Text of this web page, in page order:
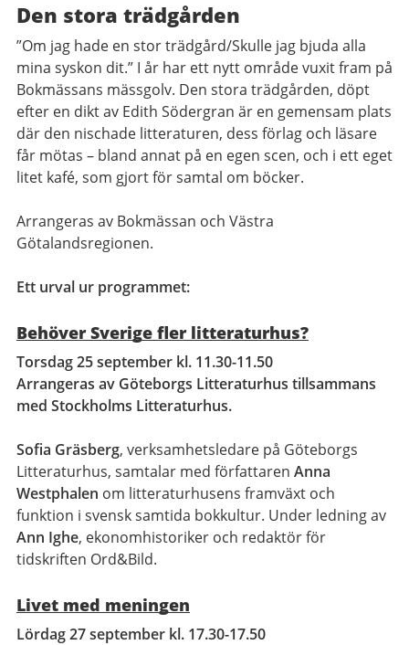
Den stora trädgården
”Om jag hade en stor trädgård/Skulle jag bjuda alla
mina syskon dit.” I år har ett nytt område vuxit fram på
Bokmässans mässgolv. Den stora trädgården, döpt
efter en dikt av Edith Södergran är en gemensam plats
där den nischade litteraturen, dess förlag och läsare
får mötas – bland annat på en egen scen, och i ett eget
litet kafé, som gjort för samtal om böcker.
Arrangeras av Bokmässan och Västra
Götalandsregionen.
Ett urval ur programmet:
Behöver Sverige fler litteraturhus?
Torsdag 25 september kl. 11.30-11.50
Arrangeras av Göteborgs Litteraturhus tillsammans
med Stockholms Litteraturhus.
Sofia Gräsberg, verksamhetsledare på Göteborgs
Litteraturhus, samtalar med författaren Anna
Westphalen om litteraturhusens framväxt och
funktion i svensk samtida bokkultur. Under ledning av
Ann Ighe, ekonomhistoriker och redaktör för
tidskriften Ord&Bild.
Livet med meningen
Lördag 27 september kl. 17.30-17.50